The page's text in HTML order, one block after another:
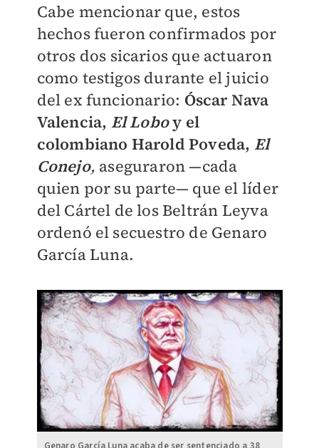
Cabe mencionar que, estos
hechos fueron confirmados por
otros dos sicarios que actuaron
como testigos durante el juicio
del ex funcionario: Óscar Nava
Valencia, El Loboy el
colombiano Harold Poveda, El
Conejo, aseguraron —cada
quien por su parte— que el líder
del Cártel de los Beltrán Leyva
ordenó el secuestro de Genaro
García Luna.